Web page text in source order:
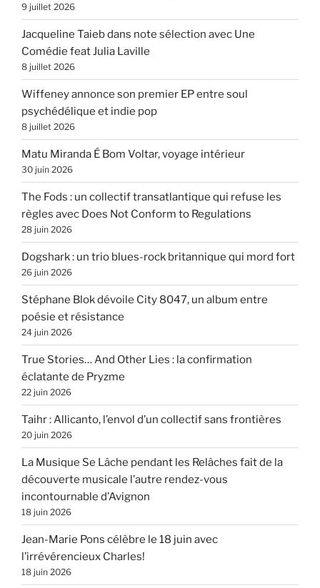
9 juillet 2026
Jacqueline Taieb dans note sélection avec Une
Comédie feat Julia Laville
8 juillet 2026
Wiffeney annonce son premier EP entre soul
psychédélique et indie pop
8 juillet 2026
Matu Miranda É Bom Voltar, voyage intérieur
30 juin 2026
The Fods : un collectif transatlantique qui refuse les
règles avec Does Not Conform to Regulations
28 juin 2026
Dogshark : un trio blues-rock britannique qui mord fort
26 juin 2026
Stéphane Blok dévoile City 8047, un album entre
poésie et résistance
24 juin 2026
True Stories… And Other Lies : la confirmation
éclatante de Pryzme
22 juin 2026
Taihr : Allicanto, l’envol d’un collectif sans frontières
20 juin 2026
La Musique Se Lâche pendant les Relâches fait de la
découverte musicale l’autre rendez-vous
incontournable d’Avignon
18 juin 2026
Jean-Marie Pons célèbre le 18 juin avec
l’irrévérencieux Charles!
18 juin 2026